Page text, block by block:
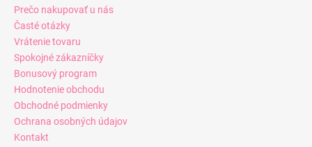
Prečo nakupovať u nás
Časté otázky
Vrátenie tovaru
Spokojné zákazníčky
Bonusový program
Hodnotenie obchodu
Obchodné podmienky
Ochrana osobných údajov
Kontakt